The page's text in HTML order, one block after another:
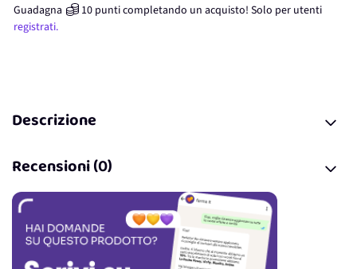
Guadagna 10 punticompletando un acquisto! Solo per utenti
registrati.
Descrizione
Recensioni (0)